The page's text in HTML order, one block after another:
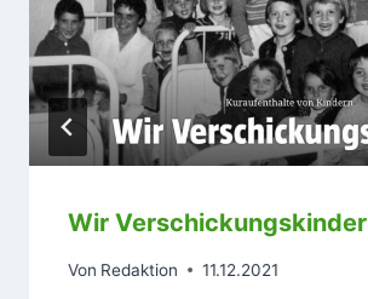
Wir Verschickungskinder
Von Redaktion 11.12.2021